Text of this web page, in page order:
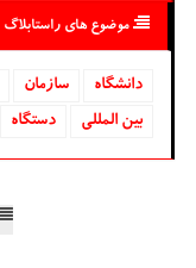
موضوع های راستابلاگ
دانشگاه‌ سازمان
بین المللی
دستگاه